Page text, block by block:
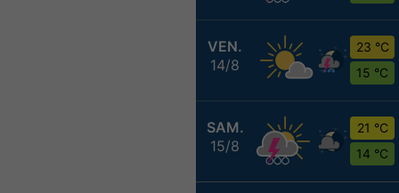
VEN.
14/8
23 °C
15 °C
SAM.
15/8
21 °C
14 °C